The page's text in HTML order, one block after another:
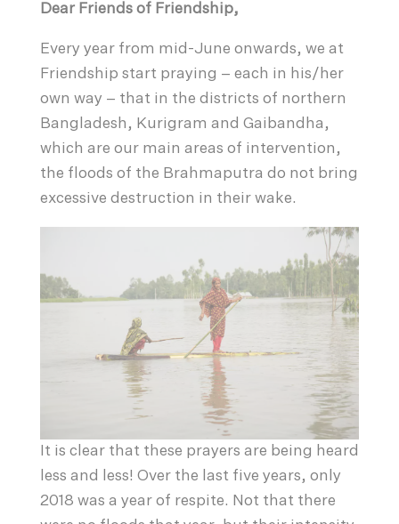
Dear Friends of Friendship,
Every year from mid-June onwards, we at
Friendship start praying – each in his/her
own way – that in the districts of northern
Bangladesh, Kurigram and Gaibandha,
which are our main areas of intervention,
the floods of the Brahmaputra do not bring
excessive destruction in their wake.
It is clear that these prayers are being heard
less and less! Over the last five years, only
2018 was a year of respite. Not that there